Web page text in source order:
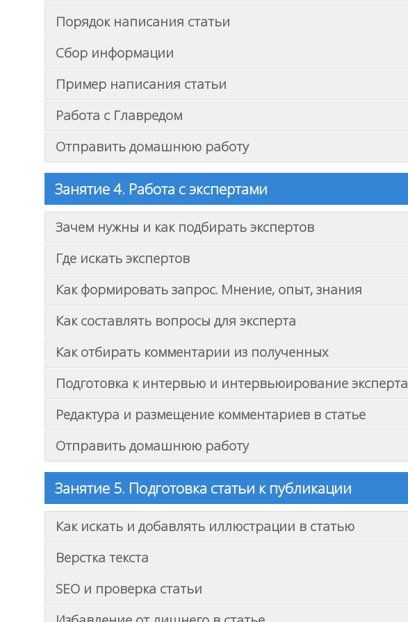
Порядок написания статьи
Сбор информации
Пример написания статьи
Работа с Главредом
Отправить домашнюю работу
Занятие 4. Работа с экспертами
Зачем нужны и как подбирать экспертов
Где искать экспертов
Как формировать запрос. Мнение, опыт, знания
Как составлять вопросы для эксперта
Как отбирать комментарии из полученных
Подготовка к интервью и интервьюирование эксперта
Редактура и размещение комментариев в статье
Отправить домашнюю работу
Занятие 5. Подготовка статьи к публикации
Как искать и добавлять иллюстрации в статью
Верстка текста
SEO и проверка статьи